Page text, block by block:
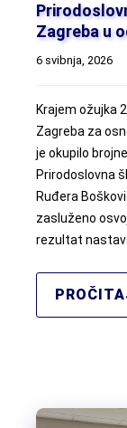
Zagreba u
6 svibnja, 2026
Krajem ožujka
Zagreba za
je okupilo
Prirodoslovna
Ruđera
zasluženo
rezultat